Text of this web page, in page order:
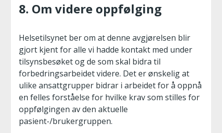
8. Om videre oppfølging
Helsetilsynet ber om at denne avgjørelsen blir
gjort kjent for alle vi hadde kontakt med under
tilsynsbesøket og de som skal bidra til
forbedringsarbeidet videre. Det er ønskelig at
ulike ansattgrupper bidrar i arbeidet for å oppnå
en felles forståelse for hvilke krav som stilles for
oppfølgingen av den aktuelle
pasient-/brukergruppen.